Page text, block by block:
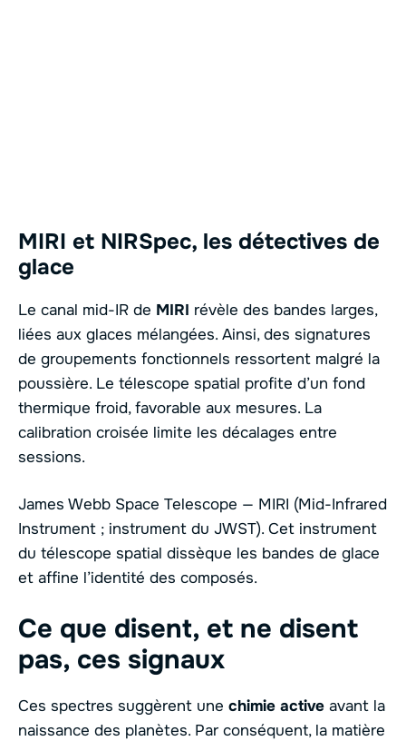
MIRI et NIRSpec, les détectives de
glace
Le canal mid-IR de MIRI révèle des bandes larges,
liées aux glaces mélangées. Ainsi, des signatures
de groupements fonctionnels ressortent malgré la
poussière. Le télescope spatial profite d’un fond
thermique froid, favorable aux mesures. La
calibration croisée limite les décalages entre
sessions.
James Webb Space Telescope — MIRI (Mid-Infrared
Instrument ; instrument du JWST). Cet instrument
du télescope spatial dissèque les bandes de glace
et affine l’identité des composés.
Ce que disent, et ne disent
pas, ces signaux
Ces spectres suggèrent une chimie active avant la
naissance des planètes. Par conséquent, la matière